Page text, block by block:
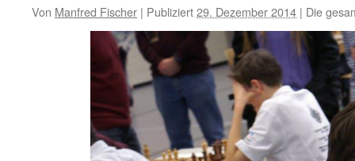
Von Manfred Fischer | Publiziert29. Dezember 2014 | Die